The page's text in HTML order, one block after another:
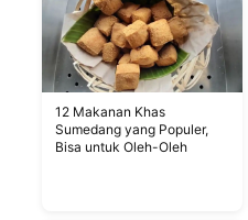
12 Makanan Khas
Sumedang yang Populer,
Bisa untuk Oleh-Oleh